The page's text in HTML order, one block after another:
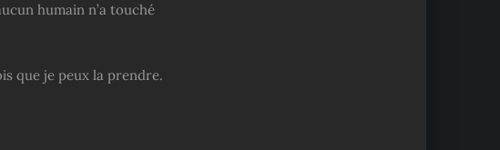
humain n’a touché
que je peux la prendre.